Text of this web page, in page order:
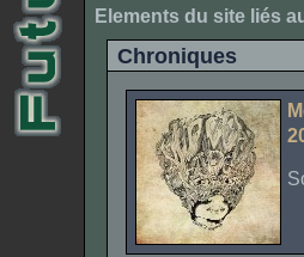
Elements du site liés
Chroniques